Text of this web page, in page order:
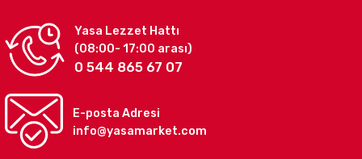
Yasa Lezzet Hattı
(08:00- 17:00 arası)
0 544 865 67 07
E-posta Adresi
info@yasamarket.com